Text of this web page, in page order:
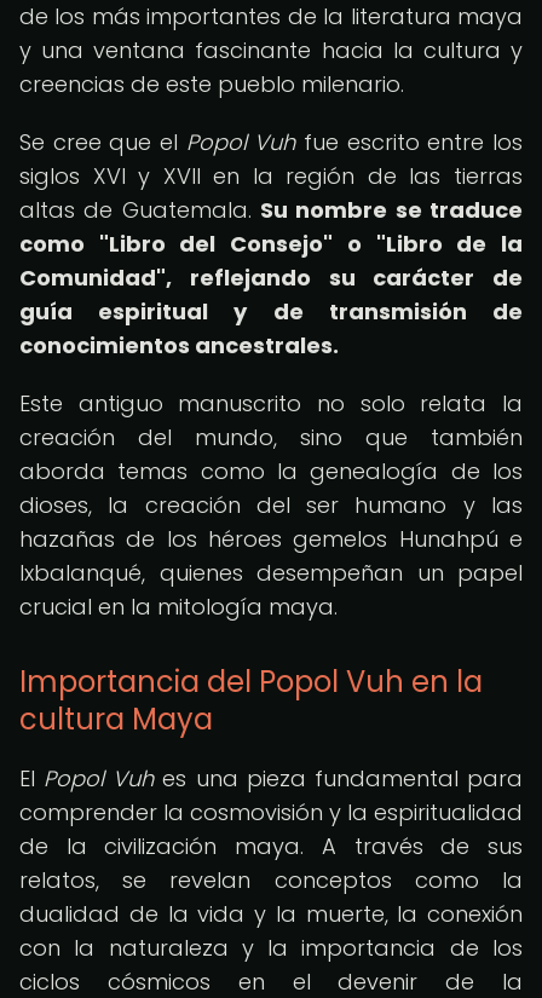
de los más importantes de la literatura maya
y una ventana fascinante hacia la cultura y
creencias de este pueblo milenario.
Se cree que el Popol Vuhfue escrito entre los
siglos XVI y XVII en la región de las tierras
altas de Guatemala. Su nombre se traduce
como "Libro del Consejo" o "Libro de la
Comunidad", reflejando su carácter de
guía espiritual y de transmisión de
conocimientos ancestrales.
Este antiguo manuscrito no solo relata la
creación del mundo, sino que también
aborda temas como la genealogía de los
dioses, la creación del ser humano y las
hazañas de los héroes gemelos Hunahpú e
Ixbalanqué, quienes desempeñan un papel
crucial en la mitología maya.
Importancia del Popol Vuh en la
cultura Maya
El Popol Vuhes una pieza fundamental para
comprender la cosmovisión y la espiritualidad
de la civilización maya. A través de sus
relatos, se revelan conceptos como la
dualidad de la vida y la muerte, la conexión
con la naturaleza y la importancia de los
ciclos cósmicos en el devenir de la